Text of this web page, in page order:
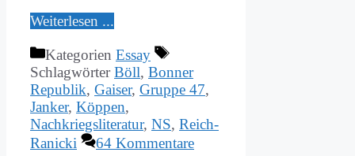
Wei­ter­le­sen ...
Kategorien Essay
SchlagwörterBöll, Bonner
Republik, Gaiser, Gruppe 47,
Janker, Köppen,
Nachkriegsliteratur, NS, Reich-
Ranicki
64 Kommentare